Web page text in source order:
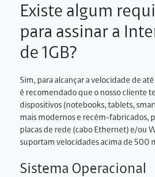
Existe algum
para assinar a
de 1GB?
Sim, para alcançar a velocidade de
é recomendado que o nosso cliente
dispositivos (notebooks, tablets,
mais modernos e recém-fabricados,
placas de rede (cabo Ethernet) e/ou
suportam velocidades acima de 500
Sistema Operacional